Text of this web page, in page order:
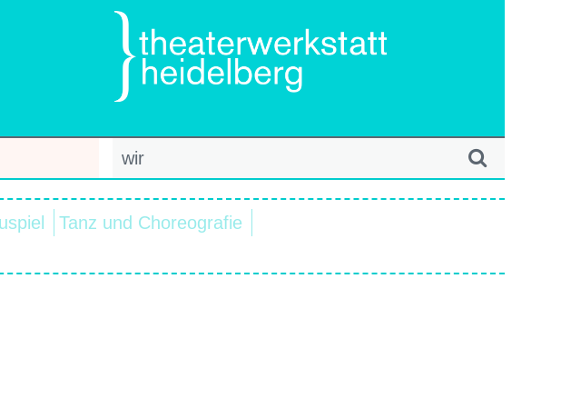
wir
Tanz und Choreografie